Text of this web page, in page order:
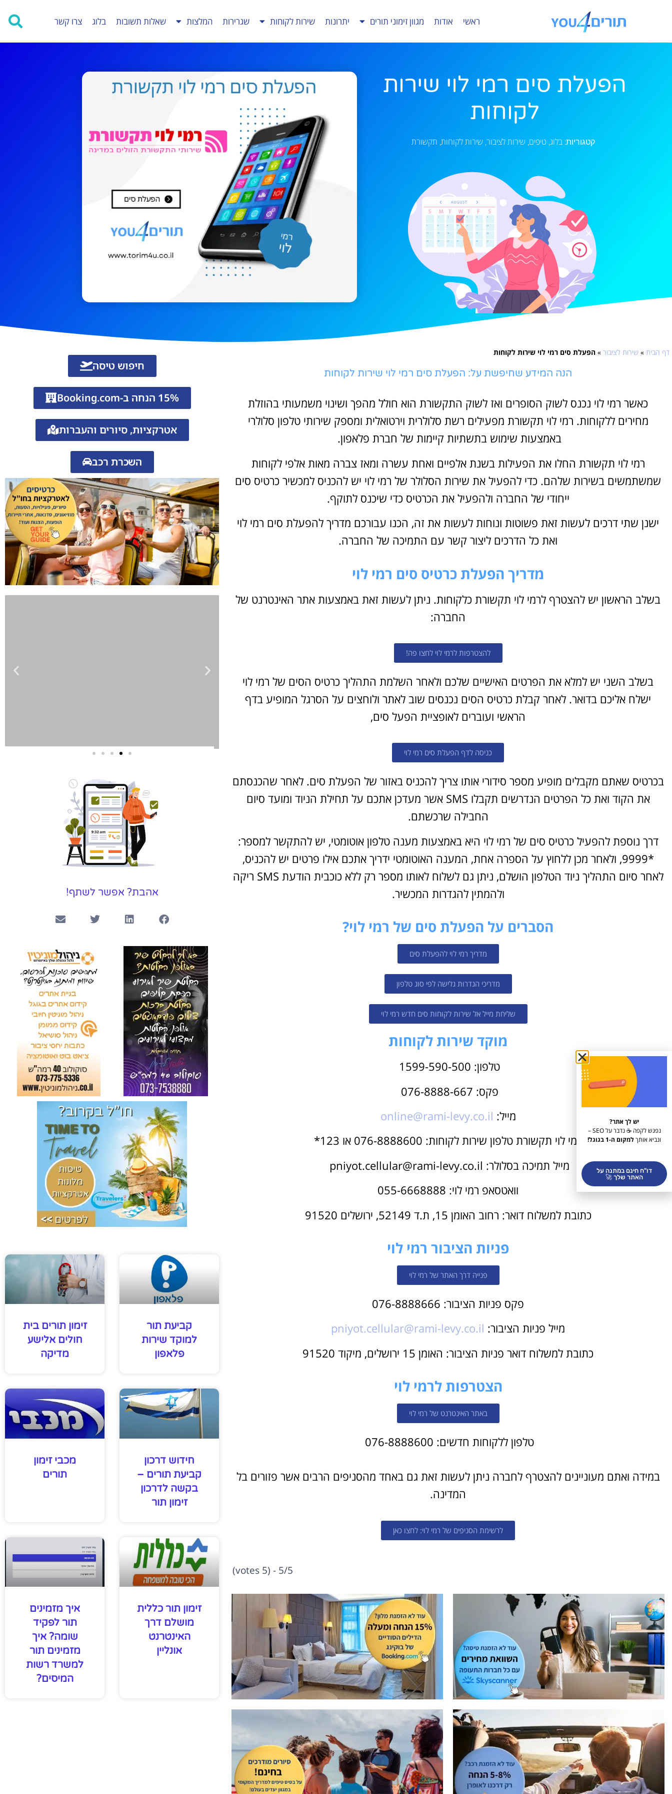
ראשי אודות מגוון זימוני תורים יתרונות שירות לקוחות שגרירות המלצות שאלות תשובות בלוג צרו קשר
הפעלת סים רמי לוי שירות
לקוחות
קטגוריות: בלוג, טיפים, שירות לציבור, שירות לקוחות, תקשורת
דף הבית » שירות לציבור » הפעלת סים רמי לוי שירות לקוחות
הנה המידע שחיפשת על: הפעלת סים רמי לוי שירות לקוחות
כאשר רמי לוי נכנס לשוק הסופרים ואז לשוק התקשורת הוא חולל מהפך ושינוי משמעותי בהוזלת
מחירים ללקוחות. רמי לוי תקשורת מפעילים רשת סלולרית וירטואלית ומספק שירותי טלפון סלולרי
באמצעות שימוש בתשתיות קיימות של חברת פלאפון.
רמי לוי תקשורת החלו את הפעילות בשנת אלפיים ואחת עשרה ומאז צברה מאות אלפי לקוחות
שמשתמשים בשירות שלהם. כדי להפעיל את שירות הסלולר של רמי לוי יש להכניס למכשיר כרטיס סים
ייחודי של החברה ולהפעיל את הכרטיס כדי שיכנס לתוקף.
ישנן שתי דרכים לעשות זאת פשוטות ונוחות לעשות את זה, הכנו עבורכם מדריך להפעלת סים רמי לוי
ואת כל הדרכים ליצור קשר עם התמיכה של החברה.
מדריך הפעלת כרטיס סים רמי לוי
בשלב הראשון יש להצטרף לרמי לוי תקשורת כלקוחות. ניתן לעשות זאת באמצעות אתר האינטרנט של
החברה:
להצטרפות לרמי לוי לחצו פה!
בשלב השני יש למלא את הפרטים האישיים שלכם ולאחר השלמת התהליך כרטיס הסים של רמי לוי
ישלח אליכם בדואר. לאחר קבלת כרטיס הסים נכנסים שוב לאתר ולוחצים על הסרגל המופיע בדף
הראשי ועוברים לאופציית הפעל סים,
כניסה לדף הפעלת סים רמי לוי
בכרטיס שאתם מקבלים מופיע מספר סידורי אותו צריך להכניס באזור של הפעלת סים. לאחר שהכנסתם
את הקוד ואת כל הפרטים הנדרשים תקבלו SMS אשר מעדכן אתכם על תחילת הניוד ומועד סיום
החבילה שרכשתם.
דרך נוספת להפעיל כרטיס סים של רמי לוי היא באמצעות מענה טלפון אוטומטי, יש להתקשר למספר:
*9999, ולאחר מכן ללחוץ על הספרה אחת, המענה האוטומטי ידריך אתכם אילו פרטים יש להכניס,
לאחר סיום התהליך ניוד הטלפון הושלם, ניתן גם לשלוח לאותו מספר רק ללא כוכבית הודעת SMS ריקה
ולהמתין להגדרות המכשיר.
הסברים על הפעלת סים של רמי לוי?
מדריך רמי לוי להפעלת סים
מדריכי הגדרות גלישה לפי סוג טלפון
שליחת מייל אל שירות לקוחות סים חדש רמי לוי
מוקד שירות לקוחות
טלפון: 1599-590-500
פקס: 076-8888-667
מייל: online@rami-levy.co.il
רמי לוי תקשורת טלפון שירות לקוחות: 076-8888600 או 123*
מייל תמיכה בסלולר: pniyot.cellular@rami-levy.co.il
וואטסאפ רמי לוי: 055-6668888
כתובת למשלוח דואר: רחוב האומן 15, ת.ד 52149, ירושלים 91520
פניות הציבור רמי לוי
פנייה דרך האתר של רמי לוי
פקס פניות הציבור: 076-8888666
מייל פניות הציבור: pniyot.cellular@rami-levy.co.il
כתובת למשלוח דואר פניות הציבור: האומן 15 ירושלים, מיקוד 91520
הצטרפות לרמי לוי
באתר האינטרנט של רמי לוי
טלפון ללקוחות חדשים: 076-8888600
במידה ואתם מעוניינים להצטרף לחברה ניתן לעשות זאת גם באחד מהסניפים הרבים אשר פזורים בל
המדינה.
לרשימת הסניפים של רמי לוי: לחצו כאן
5/5 - (5 votes)
חיפוש טיסה
15% הנחה ב-Booking.com
אטרקציות, סיורים והעברות
השכרת רכב
השכרת רכב
בחו"ל
משתלמת
לחצו פה!
רוצה להקליט
פודקאסט?
פודקאסטים ברמה הגבוהה
לפרטים ומחירון
שירותי פרסום
וקידום
באינטרנט
בעל/ת עסק? סוכנות ניהול
מוניטין לקידום, שיווק ופרסום
באינטרנט כאן עבורך!
אהבת? אפשר לשתף!
קביעת תור
למוקד שירות
פלאפון
זימון תורים בית
חולים אלישע
מדיקה
חידוש דרכון
קביעת תורים –
בקשה לדרכון
זימון תור
מכבי זימון
תורים
זימון תור כללית
מושלם דרך
האינטרנט
אונליין
איך מזמינים
תור לפקיד
שומה? איך
מזמינים תור
למשרד רשות
המיסים?
יש לך אתר?
נפגש לקפה ☕ נדבר על SEO –
ונביא אותךלמקום ה-1 בגוגל!
דו"ח חינם במתנה על
האתר שלך 🚀